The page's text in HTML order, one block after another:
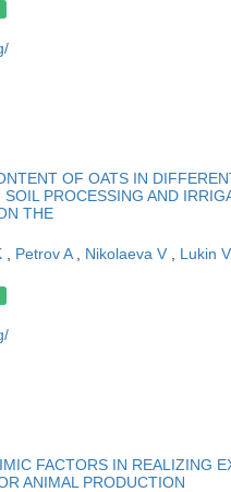
OF OATS IN
PROCESSING AND
THE
Petrov A Nikolaeva V
Lukin V
FACTORS IN REALIZING
ANIMAL PRODUCTION